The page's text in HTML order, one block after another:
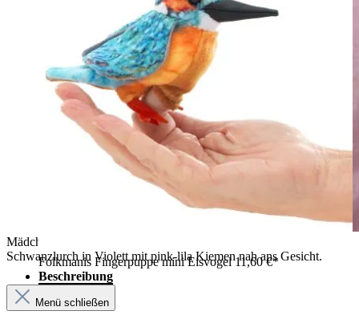
Mädchen hält Folkmanis Fingerpuppe mexikanischer
Schwanzlurch in Violett mit pink-lila Kiemen nah ans Gesicht.
Folkmanis Fingerpuppe mini Eisvogel11,60 €*
Beschreibung
Menü schließen